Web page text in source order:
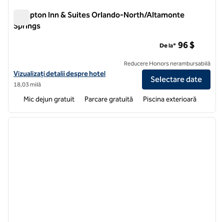
Hampton Inn & Suites Orlando-North/Altamonte
Springs
Vizualizați detaliile hotelului pentru Hampton Inn & Suites Orlando-
Vizualizați detalii despre hotel
18,03 milă
De la* 96 $
Reducere Honors nerambursabilă
Selectare date
Mic dejun gratuit Parcare gratuită Piscina exterioară
1 din 12